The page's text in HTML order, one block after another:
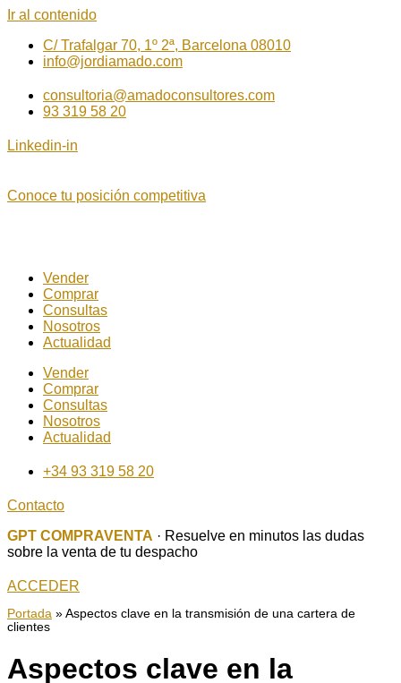
Ir al contenido
C/ Trafalgar 70, 1º 2ª, Barcelona 08010
info@jordiamado.com
consultoria@amadoconsultores.com
93 319 58 20
Linkedin-in
Conoce tu posición competitiva
Vender
Comprar
Consultas
Nosotros
Actualidad
Vender
Comprar
Consultas
Nosotros
Actualidad
+34 93 319 58 20
Contacto
GPT COMPRAVENTA · Resuelve en minutos las dudas
sobre la venta de tu despacho
ACCEDER
Portada » Aspectos clave en la transmisión de una cartera de
clientes
Aspectos clave en la